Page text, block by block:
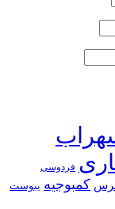
فردوسی
کمبوجیه یبوست